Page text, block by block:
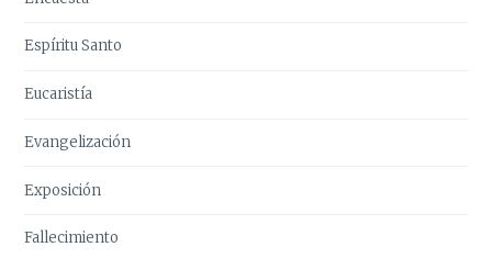
Espíritu Santo
Eucaristía
Evangelización
Exposición
Fallecimiento